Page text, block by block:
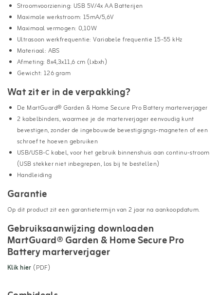
Stroomvoorziening: USB 5V/4x AA Batterijen
Maximale werkstroom: 15mA/5,6V
Maximaal vermogen: 0,10W
Ultrasoon werkfrequentie: Variabele frequentie 15-55 kHz
Materiaal: ABS
Afmeting: 8x4,3x11,6 cm (lxbxh)
Gewicht: 126 gram
Wat zit er in de verpakking?
De MartGuard® Garden & Home Secure Pro Battery marterverjager
2 kabelbinders, waarmee je de marterverjager eenvoudig kunt
bevestigen, zonder de ingebouwde bevestigigngs-magneten of een
schroef te hoeven gebruiken
USB/USB-C kabel, voor het gebruik binnenshuis aan continu-stroom
(USB stekker niet inbegrepen, los bij te bestellen)
Handleiding
Garantie
Op dit product zit een garantietermijn van 2 jaar na aankoopdatum.
Gebruiksaanwijzing downloaden
MartGuard® Garden & Home Secure Pro
Battery marterverjager
Klik hier (PDF)